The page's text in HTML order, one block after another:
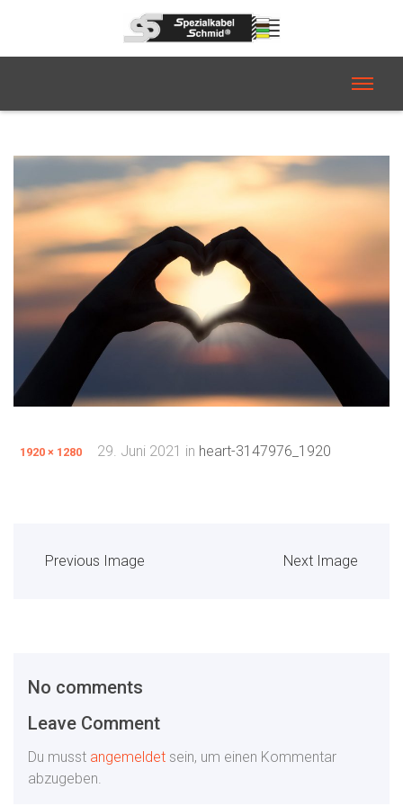
1920 × 1280 29. Juni 2021 in heart-3147976_1920
Previous Image Next Image
No comments
Leave Comment
Du musst angemeldet sein, um einen Kommentar
abzugeben.